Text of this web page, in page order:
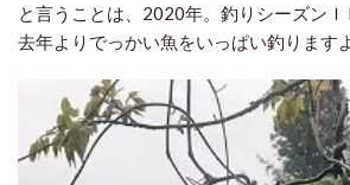
と言うことは、2020年。釣りシーズンＩ
去年よりでっかい魚をいっぱい釣ります